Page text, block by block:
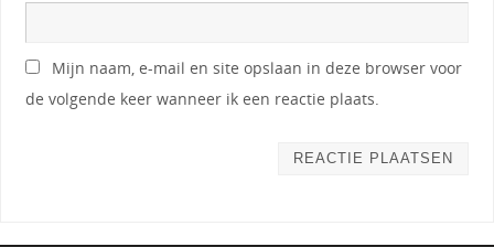
Mijn naam, e-mail en site opslaan in deze browser voor
de volgende keer wanneer ik een reactie plaats.